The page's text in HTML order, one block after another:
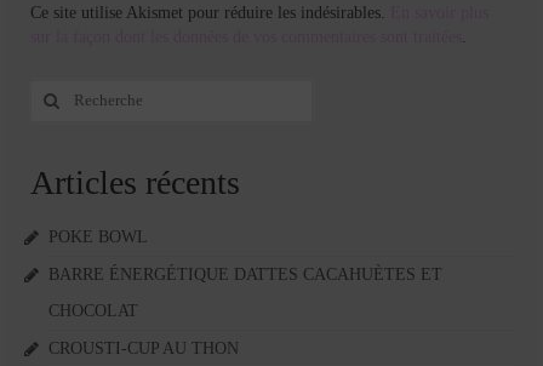
Ce site utilise Akismet pour réduire les indésirables.
Rechercher
Articles récents
POKE BOWL
BARRE ÉNERGÉTIQUE DATTES CACAHUÈTES ET
CHOCOLAT
CROUSTI-CUP AU THON